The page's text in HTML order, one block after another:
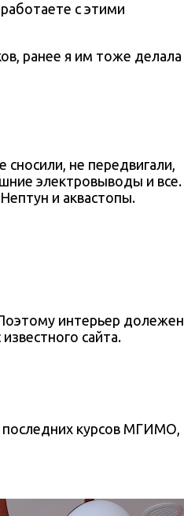
с этими
ранее я им тоже делала
не передвигали,
электровыводы и все.
и аквастопы.
интерьер долежен
сайта.
курсов МГИМО,